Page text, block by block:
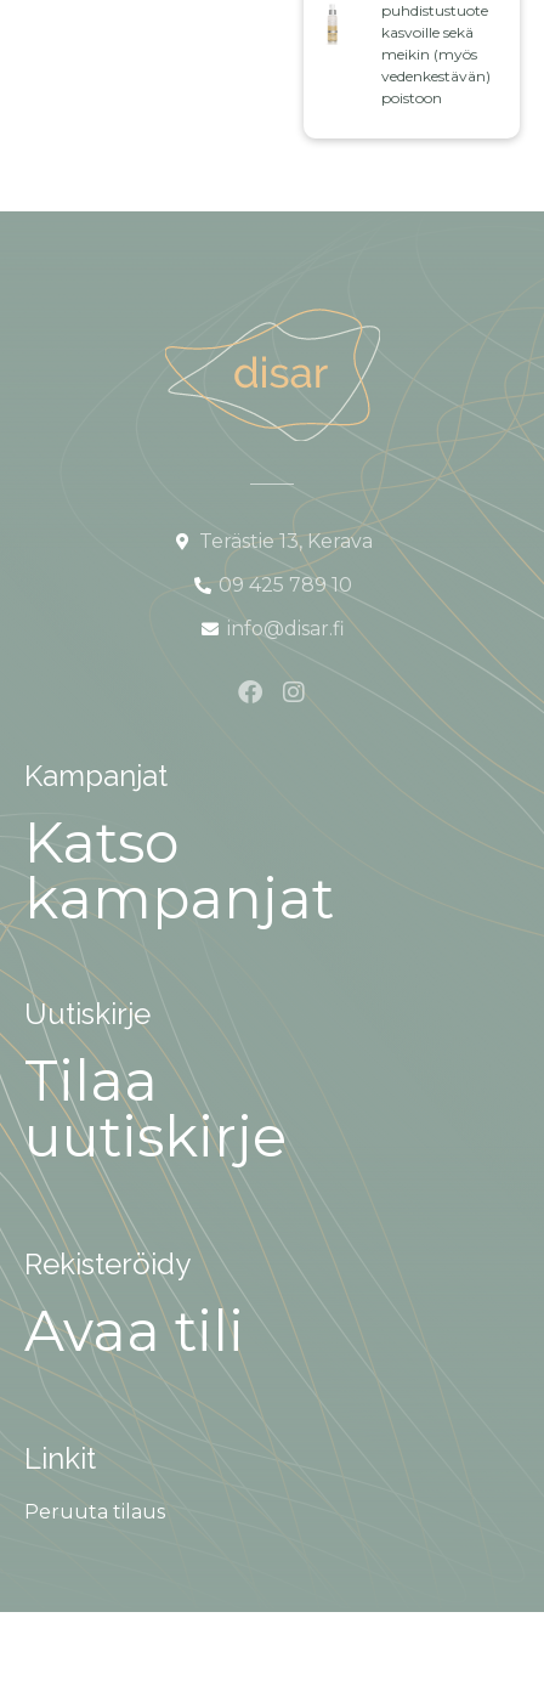
puhdistustuote
kasvoille sekä
meikin (myös
vedenkestävän)
poistoon
Terästie 13, Kerava
09 425 789 10
info@disar.fi
Kampanjat
Katso
kampanjat
Uutiskirje
Tilaa
uutiskirje
Rekisteröidy
Avaa tili
Linkit
Peruuta tilaus